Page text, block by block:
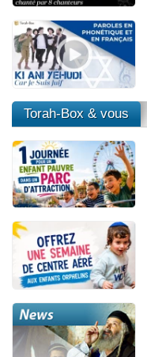
Torah-Box & vous